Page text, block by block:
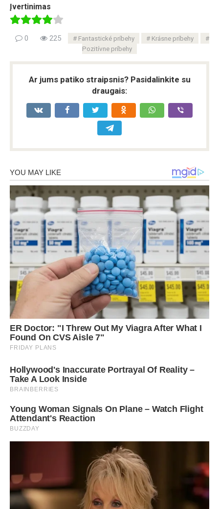
Įvertinimas
0 225 Fantastické príbehy
Krásne príbehy
Pozitívne príbehy
Ar jums patiko straipsnis? Pasidalinkite su
draugais: